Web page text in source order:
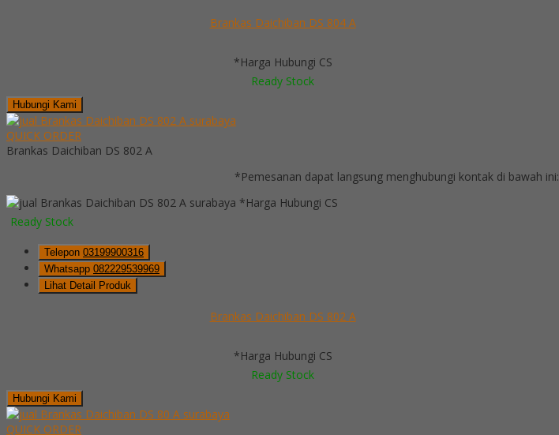
Brankas Daichiban DS 804 A
*Harga Hubungi CS
Ready Stock
Hubungi Kami
QUICK ORDER
Brankas Daichiban DS 802 A
*Pemesanan dapat langsung menghubungi kontak di bawah ini:
*Harga Hubungi CS
Ready Stock
Telepon 03199900316
Whatsapp 082229539969
Lihat Detail Produk
Brankas Daichiban DS 802 A
*Harga Hubungi CS
Ready Stock
Hubungi Kami
QUICK ORDER